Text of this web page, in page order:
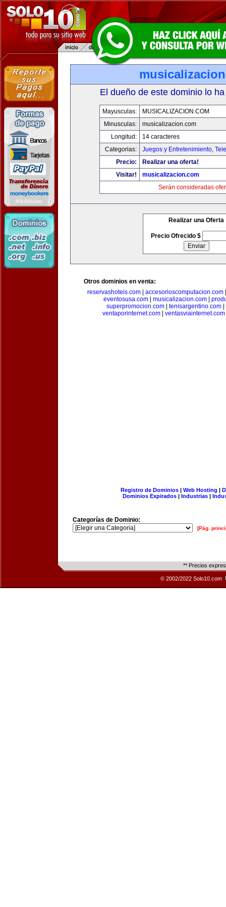
El dueño de este dominio lo
Mayusculas:
MUSICALIZACION.COM
Minusculas:
musicalizacion.com
Longitud:
14 caracteres
Categorias:
Juegos y Entretenimiento,
Precio:
Realizar una oferta!
Visitar!
musicalizacion.com
Serán consideradas
Realizar una Oferta
Precio Ofrecido $
Otros dominios en venta:
reservashoteis.com| accesorioscomputacion.com
eventosusa.com| musicalizacion.com|
superpromocion.com
tenisargentino.com
ventaporinternet.com
ventasviainternet.com
Registro de Dominios| Web Hosting |
Dominios Expirados | Industrias |
Categorías de Dominio:
[Pág.
** Precios
© 2002/2022 Solo10.com